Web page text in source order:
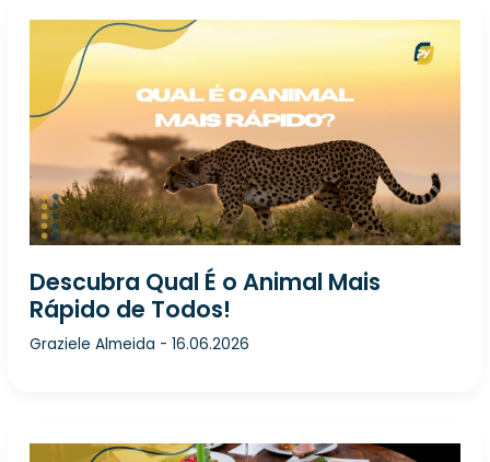
Descubra Qual É o Animal Mais
Rápido de Todos!
Graziele Almeida -16.06.2026